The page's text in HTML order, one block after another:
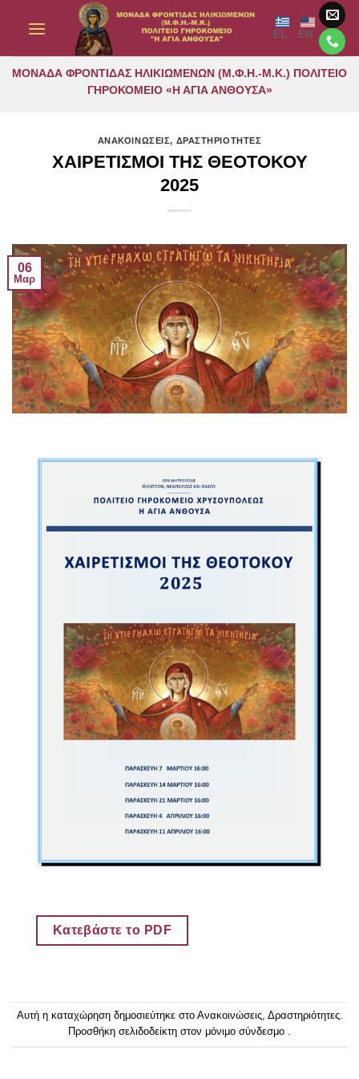
EL EN
ΜΟΝΑΔΑ ΦΡΟΝΤΙΔΑΣ ΗΛΙΚΙΩΜΕΝΩΝ (Μ.Φ.Η.-Μ.Κ.) ΠΟΛΙΤΕΙΟ
ΓΗΡΟΚΟΜΕΙΟ «Η ΑΓΙΑ ΑΝΘΟΥΣΑ»
ΑΝΑΚΟΙΝΩΣΕΙΣ, ΔΡΑΣΤΗΡΙΟΤΗΤΕΣ
ΧΑΙΡΕΤΙΣΜΟΙ ΤΗΣ ΘΕΟΤΟΚΟΥ
2025
06
Μαρ
Κατεβάστε το PDF
Αυτή η καταχώρηση δημοσιεύτηκε στο Ανακοινώσεις, Δραστηριότητες.
Προσθήκη σελιδοδείκτη στον μόνιμο σύνδεσμο .